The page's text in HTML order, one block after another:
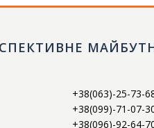
+38(063)-25-73-
+38(099)-71-07-
+38(096)-92-64-